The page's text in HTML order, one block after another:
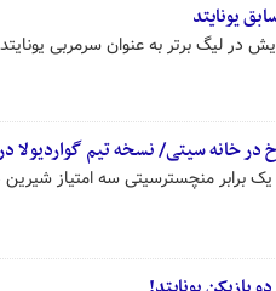
یونایتد
در لیگ برتر به عنوان سرمربی
نسخه تیم گواردیولا در ۲ دقیقه پیچیده شد!
یک برابر منچسترسیتی سه امتیاز